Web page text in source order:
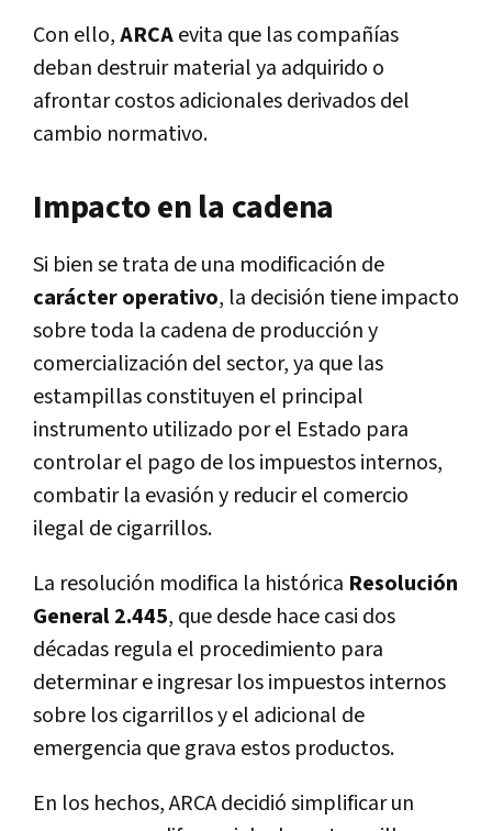
Con ello,ARCAevita que las compañías
deban destruir material ya adquirido o
afrontar costos adicionales derivados del
cambio normativo.
Impacto en la cadena
Si bien se trata de una modificación de
carácter operativo, la decisión tiene impacto
sobre toda la cadena de producción y
comercialización del sector, ya que las
estampillas constituyen el principal
instrumento utilizado por el Estado para
controlar el pago de los impuestos internos,
combatir la evasión y reducir el comercio
ilegal de cigarrillos.
La resolución modifica la histórica Resolución
General 2.445, que desde hace casi dos
décadas regula el procedimiento para
determinar e ingresar los impuestos internos
sobre los cigarrillos y el adicional de
emergencia que grava estos productos.
En los hechos, ARCA decidió simplificar un